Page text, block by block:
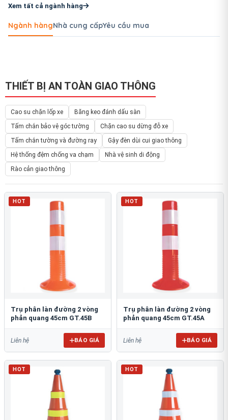
Xem tất cả ngành hàng
Ngành hàngNhà cung cấpYêu cầu mua
THIẾT BỊ AN TOÀN GIAO THÔNG
Cao su chặn lốp xe
Băng keo đánh dấu sàn
Tấm chắn bảo vệ góc tường
Chặn cao su dừng đỗ xe
Tấm chắn tường và đường ray
Gậy đèn dùi cui giao thông
Hệ thống đệm chống va chạm
Nhà vệ sinh di động
Rào cản giao thông
HOT
Trụ phân làn đường 2 vòng
phản quang 45cm GT.45B
Liên hệ BÁO GIÁ
HOT
Trụ phân làn đường 2 vòng
phản quang 45cm GT.45A
Liên hệ BÁO GIÁ
HOT HOT